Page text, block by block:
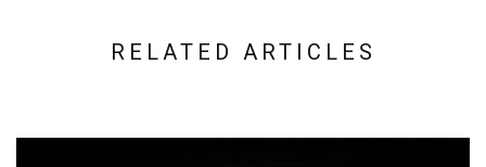
RELATED ARTICLES